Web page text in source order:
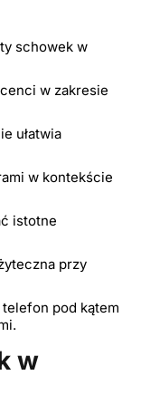
schowek w
w zakresie
ułatwia
w kontekście
istotne
przy
pod kątem
w